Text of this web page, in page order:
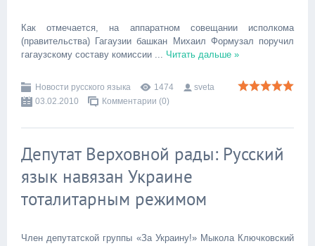
Как отмечается, на аппаратном совещании исполкома
(правительства) Гагаузии башкан Михаил Формузал поручил
гагаузскому составу комиссии ... Читать дальше »
Новости русского языка 1474
sveta
03.02.2010
Комментарии (0)
Депутат Верховной рады: Русский
язык навязан Украине
тоталитарным режимом
Член депутатской группы «За Украину!» Мыкола Ключковский